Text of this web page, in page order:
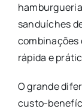
sanduíches
combinações
rápida e
O grande
custo-